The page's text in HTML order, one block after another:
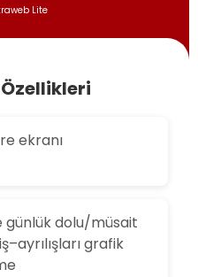
Lite
Özellikleri
ekranı
dolu/müsait
grafik